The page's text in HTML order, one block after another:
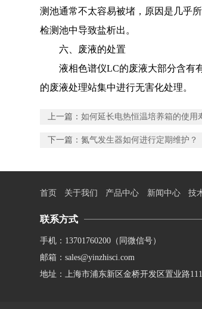
测池通常不太容易被堵，原因是几乎
检测池中导致盐析出。
六、废液的处置
液相色谱仪LC的废液大部分含有有
的废液处理站集中进行无害化处理。
上一篇：如何延长电热恒温培养箱的使用
下一篇：氮气发生器如何进行定期维护？
首页 关于我们 产品中心 新闻中心 技
联系方式
手机：13701760200（同微信号）
邮箱：sales@yinzhisci.com
地址：上海市浦东新区金桥开发区置业路